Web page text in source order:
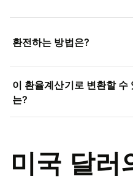
환전하는 방법은?
이 환율계산기로 변환할 수
는?
미국 달러